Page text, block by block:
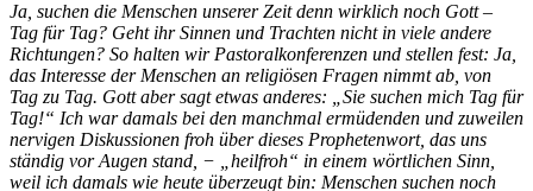
Ja, suchen die Menschen unserer Zeit denn wirklich noch Gott –
Tag für Tag? Geht ihr Sinnen und Trachten nicht in viele andere
Richtungen? So halten wir Pastoralkonferenzen und stellen fest: Ja,
das Interesse der Menschen an religiösen Fragen nimmt ab, von
Tag zu Tag. Gott aber sagt etwas anderes: „Sie suchen mich Tag für
Tag!“ Ich war damals bei den manchmal ermüdenden und zuweilen
nervigen Diskussionen froh über dieses Prophetenwort, das uns
ständig vor Augen stand, − „heilfroh“ in einem wörtlichen Sinn,
weil ich damals wie heute überzeugt bin: Menschen suchen noch